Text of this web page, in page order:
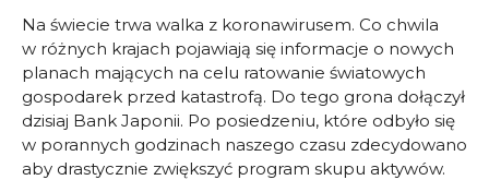
Na świecie trwa walka z koronawirusem. Co chwila
w różnych krajach pojawiają się informacje o nowych
planach mających na celu ratowanie światowych
gospodarek przed katastrofą. Do tego grona dołączył
dzisiaj Bank Japonii. Po posiedzeniu, które odbyło się
w porannych godzinach naszego czasu zdecydowano
aby drastycznie zwiększyć program skupu aktywów.